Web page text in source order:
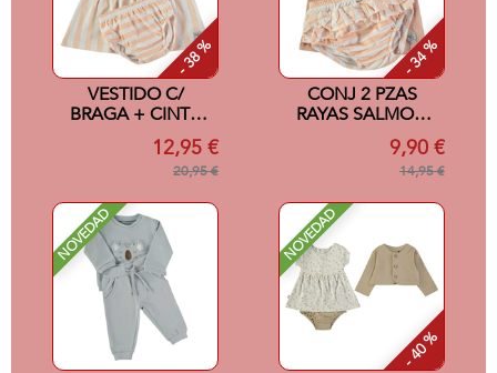
- 38 %
VESTIDO C/
BRAGA + CINTA
SALMON 12M
12,95 €
20,95 €
- 34 %
CONJ 2 PZAS
RAYAS SALMON
9,90 €
14,95 €
NOVEDAD NOVEDAD
- 40 %